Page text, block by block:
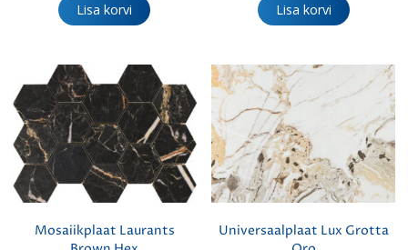
Lisa korvi Lisa korvi
Mosaiikplaat Laurants
Universaalplaat Lux Grotta